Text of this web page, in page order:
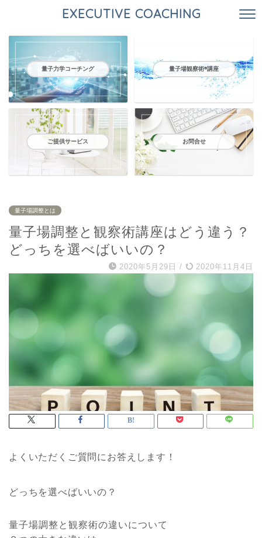
EXECUTIVE COACHING
量子力学コーチング 量子場観察術®️講座
ご提供サービス お問合せ
量子場調整とは
量子場調整と観察術講座はどう違う？
どっちを選べばいいの？
2020年5月29日 / 2020年11月4日
よくいただくご質問にお答えします！
どっちを選べばいいの？
量子場調整と観察術の違いについて